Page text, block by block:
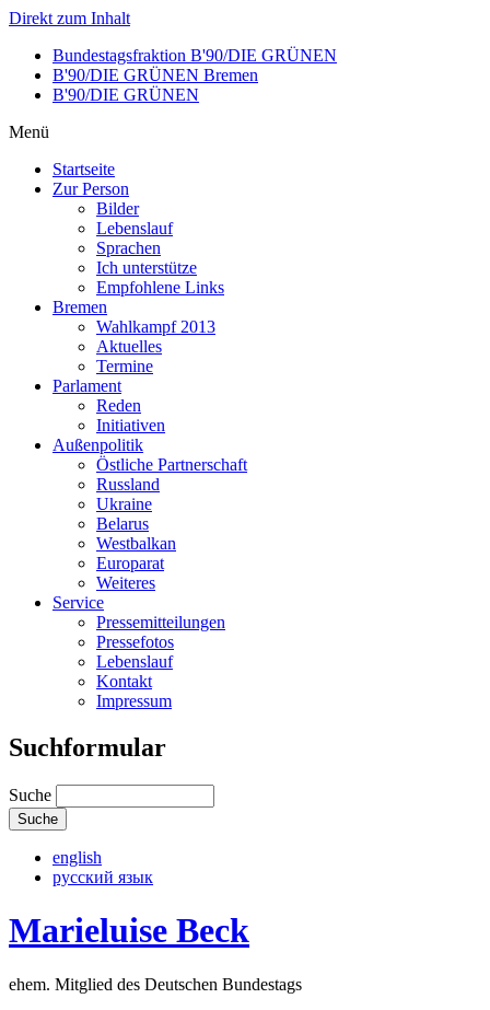
Direkt zum Inhalt
Bundestagsfraktion B'90/DIE GRÜNEN
B'90/DIE GRÜNEN Bremen
B'90/DIE GRÜNEN
Menü
Startseite
Zur Person
Bilder
Lebenslauf
Sprachen
Ich unterstütze
Empfohlene Links
Bremen
Wahlkampf 2013
Aktuelles
Termine
Parlament
Reden
Initiativen
Außenpolitik
Östliche Partnerschaft
Russland
Ukraine
Belarus
Westbalkan
Europarat
Weiteres
Service
Pressemitteilungen
Pressefotos
Lebenslauf
Kontakt
Impressum
Suchformular
Suche
english
русский язык
Marieluise Beck
ehem. Mitglied des Deutschen Bundestags